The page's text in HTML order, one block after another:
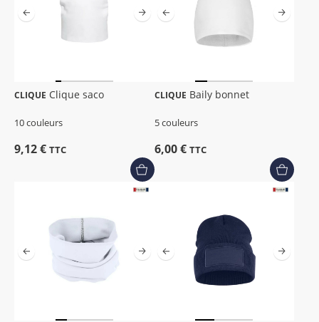
CLIQUE Clique saco
10 couleurs
9,12 € TTC
CLIQUE Baily bonnet
5 couleurs
6,00 € TTC